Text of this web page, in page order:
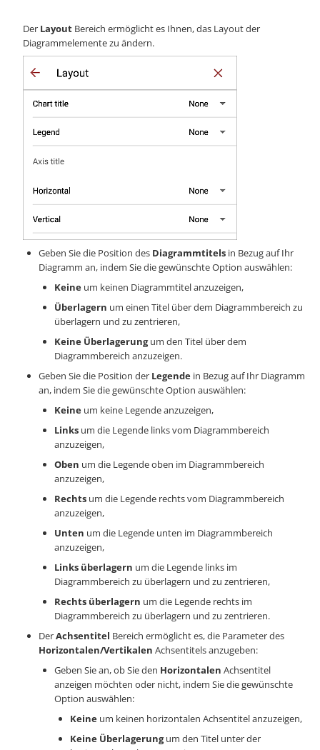
Der Layout Bereich ermöglicht es Ihnen, das Layout der
Diagrammelemente zu ändern.
Geben Sie die Position des Diagrammtitels in Bezug auf Ihr
Diagramm an, indem Sie die gewünschte Option auswählen:
Keine um keinen Diagrammtitel anzuzeigen,
Überlagern um einen Titel über dem Diagrammbereich zu
überlagern und zu zentrieren,
Keine Überlagerungum den Titel über dem
Diagrammbereich anzuzeigen.
Geben Sie die Position der Legende in Bezug auf Ihr Diagramm
an, indem Sie die gewünschte Option auswählen:
Keine um keine Legende anzuzeigen,
Links um die Legende links vom Diagrammbereich
anzuzeigen,
Oben um die Legende oben im Diagrammbereich
anzuzeigen,
Rechts um die Legende rechts vom Diagrammbereich
anzuzeigen,
Unten um die Legende unten im Diagrammbereich
anzuzeigen,
Links überlagern um die Legende links im
Diagrammbereich zu überlagern und zu zentrieren,
Rechts überlagern um die Legende rechts im
Diagrammbereich zu überlagern und zu zentrieren.
DerAchsentitel Bereich ermöglicht es, die Parameter des
Horizontalen/Vertikalen Achsentitels anzugeben:
Geben Sie an, ob Sie den Horizontalen Achsentitel
anzeigen möchten oder nicht, indem Sie die gewünschte
Option auswählen:
Keine um keinen horizontalen Achsentitel anzuzeigen,
Keine Überlagerungum den Titel unter der